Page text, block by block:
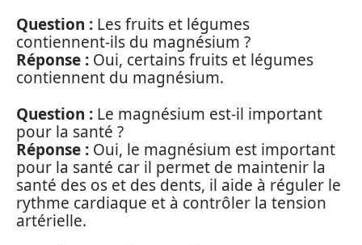
Question : Les fruits et légumes
contiennent-ils du magnésium ?
Réponse : Oui, certains fruits et légumes
contiennent du magnésium.
Question : Le magnésium est-il important
pour la santé ?
Réponse : Oui, le magnésium est important
pour la santé car il permet de maintenir la
santé des os et des dents, il aide à réguler le
rythme cardiaque et à contrôler la tension
artérielle.